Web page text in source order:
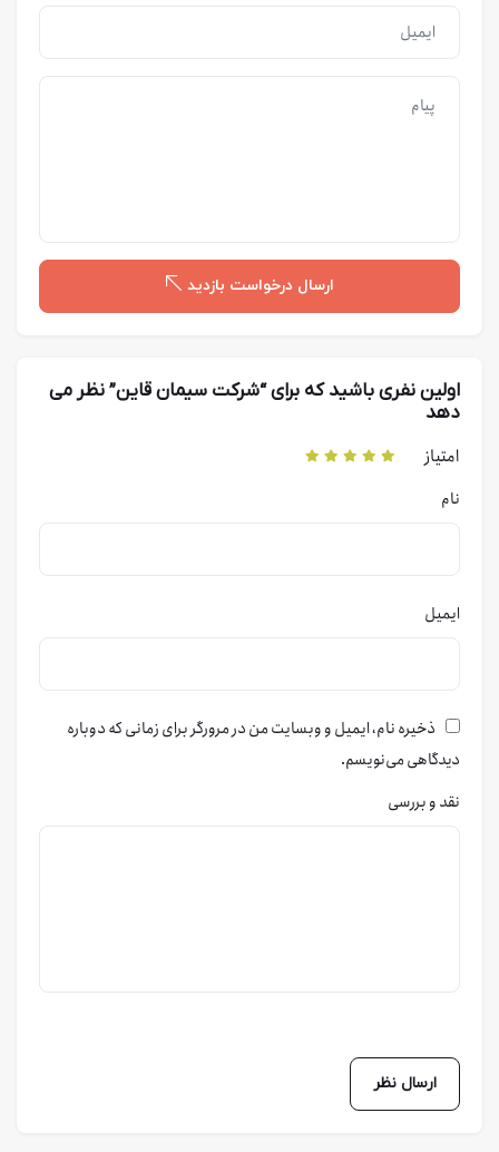
ارسال درخواست بازدید
اولین نفری باشید که برای “شرکت سیمان قاین” نظر می
دهد
امتیاز
نام
ایمیل
ذخیره نام، ایمیل و وبسایت من در مرورگر برای زمانی که دوباره
دیدگاهی می‌نویسم.
نقد و بررسی